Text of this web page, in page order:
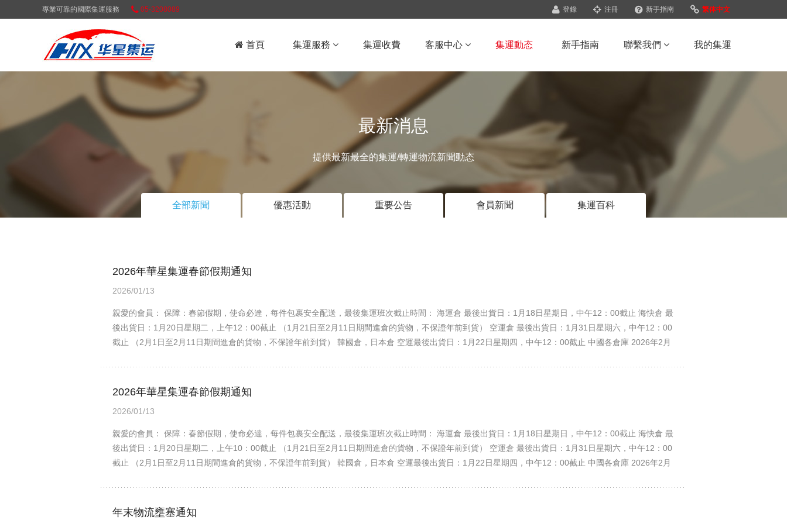
專業可靠的國際集運服務 05-3208089 登錄 注冊 新手指南 繁体中文
首頁 集運服務 集運收費 客服中心 集運動态 新手指南 聯繫我們 我的集運
最新消息
提供最新最全的集運/轉運物流新聞動态
全部新聞 優惠活動 重要公告 會員新聞 集運百科
2026年華星集運春節假期通知
2026/01/13
親愛的會員： 保障：春節假期，使命必達，每件包裹安全配送，最後集運班次截止時間： 海運倉 最後出貨日：1月18日星期日，中午12：00截止 海快倉 最
後出貨日：1月20日星期二，上午12：00截止 （1月21日至2月11日期間進倉的貨物，不保證年前到貨） 空運倉 最後出貨日：1月31日星期六，中午12：00
截止 （2月1日至2月11日期間進倉的貨物，不保證年前到貨） 韓國倉，日本倉 空運最後出貨日：1月22日星期四，中午12：00截止 中國各倉庫 2026年2月
2. 春節假期間不用擔心倉租問題不計費。 華星集運全體員工在此祝大家春節快樂、馬年送福、闔家幸福！
2026年華星集運春節假期通知
2026/01/13
親愛的會員： 保障：春節假期，使命必達，每件包裹安全配送，最後集運班次截止時間： 海運倉 最後出貨日：1月18日星期日，中午12：00截止 海快倉 最
後出貨日：1月20日星期二，上午10：00截止 （1月21日至2月11日期間進倉的貨物，不保證年前到貨） 空運倉 最後出貨日：1月31日星期六，中午12：00
截止 （2月1日至2月11日期間進倉的貨物，不保證年前到貨） 韓國倉，日本倉 空運最後出貨日：1月22日星期四，中午12：00截止 中國各倉庫 2026年2月
2. 春節假期間不用擔心倉租問題不計費。 華星集運全體員工在此祝大家春節快樂、馬年送福、闔家幸福！
年末物流壅塞通知